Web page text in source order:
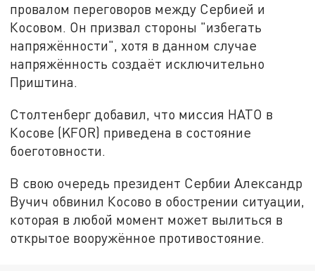
провалом переговоров между Сербией и
Косовом. Он призвал стороны "избегать
напряжённости", хотя в данном случае
напряжённость создаёт исключительно
Приштина.
Столтенберг добавил, что миссия НАТО в
Косове (KFOR) приведена в состояние
боеготовности.
В свою очередь президент Сербии Александр
Вучич обвинил Косово в обострении ситуации,
которая в любой момент может вылиться в
открытое вооружённое противостояние.